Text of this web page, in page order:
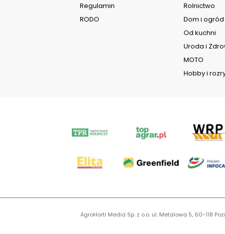
Regulamin
RODO
Rolnictwo
Dom i ogród
Od kuchni
Uroda i
MOTO
Hobby i
AgroHorti Media Sp. z o.o. ul. Metalowa 5, 60-118